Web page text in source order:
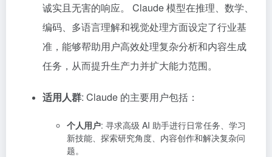
诚实且无害的响应。 Claude 模型在推理、数学、
编码、多语言理解和视觉处理方面设定了行业基
准，能够帮助用户高效处理复杂分析和内容生成
任务，从而提升生产力并扩大能力范围。
适用人群: Claude 的主要用户包括：
个人用户: 寻求高级 AI 助手进行日常任务、学习
新技能、探索研究角度、内容创作和解决复杂问
题。